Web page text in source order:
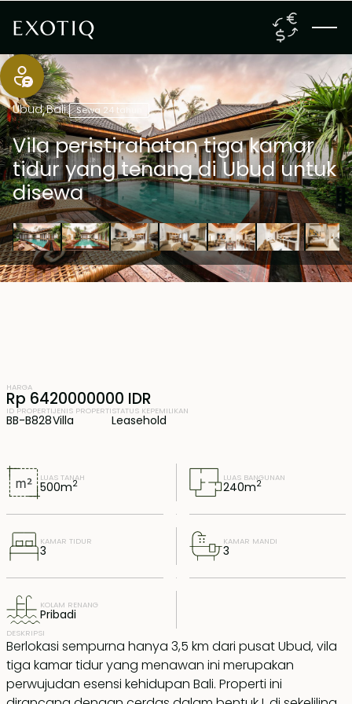
Ubud,Bali Sewa 24 tahun
Vila peristirahatan tiga kamar
tidur yang tenang di Ubud untuk
disewa
LUAS TANAH
500m2
LUAS BANGUNAN
240m2
KAMAR TIDUR
3
KAMAR MANDI
3
KOLAM RENANG
Pribadi
DESKRIPSI
Berlokasi sempurna hanya 3,5 km dari pusat Ubud, vila
tiga kamar tidur yang menawan ini merupakan
perwujudan esensi kehidupan Bali. Properti ini
HARGA
Rp 6420000000 IDR
ID PROPERTI
BB-B828
JENIS PROPERTI
Villa
STATUS KEPEMILIKAN
Leasehold